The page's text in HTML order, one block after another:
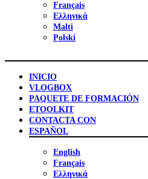
Français
Ελληνικά
Malti
Polski
INICIO
VLOGBOX
PAQUETE DE FORMACIÓN
ETOOLKIT
CONTACTA CON
ESPAÑOL
English
Français
Ελληνικά